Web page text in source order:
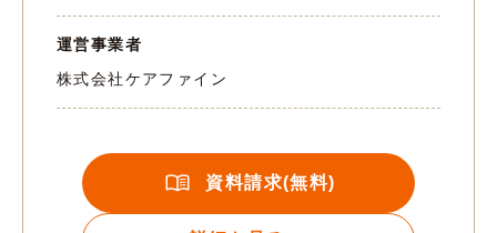
運営事業者
株式会社ケアファイン
資料請求(無料)